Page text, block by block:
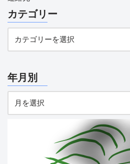
カテゴリー
年月別